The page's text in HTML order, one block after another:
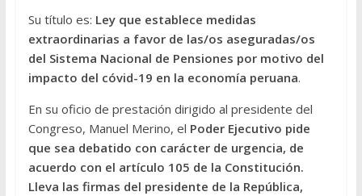
Su título es: Ley que establece medidas
extraordinarias a favor de las/os aseguradas/os
del Sistema Nacional de Pensiones por motivo del
impacto del cóvid-19 en la economía peruana.
En su oficio de prestación dirigido al presidente del
Congreso, Manuel Merino, el Poder Ejecutivo pide
que sea debatido con carácter de urgencia, de
acuerdo con el artículo 105 de la Constitución.
Lleva las firmas del presidente de la República,